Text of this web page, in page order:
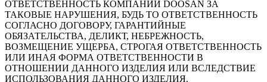
ОТВЕТСТВЕННОСТЬ КОМПАНИИ DOOSAN ЗА
ТАКОВЫЕ НАРУШЕНИЯ, БУДЬ ТО ОТВЕТСТВЕННОСТЬ
СОГЛАСНО ДОГОВОРУ, ГАРАНТИЙНЫЕ
ОБЯЗАТЕЛЬСТВА, ДЕЛИКТ, НЕБРЕЖНОСТЬ,
ВОЗМЕЩЕНИЕ УЩЕРБА, СТРОГАЯ ОТВЕТСТВЕННОСТЬ
ИЛИ ИНАЯ ФОРМА ОТВЕТСТВЕННОСТИ В
ОТНОШЕНИИ ДАННОГО ИЗДЕЛИЯ ИЛИ ВСЛЕДСТВИЕ
ИСПОЛЬЗОВАНИЯ ДАННОГО ИЗДЕЛИЯ.